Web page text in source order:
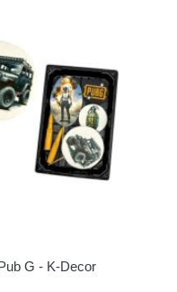
G - K-Decor